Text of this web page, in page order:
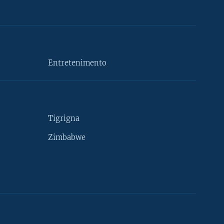
Entretenimento
Tigrigna
Zimbabwe